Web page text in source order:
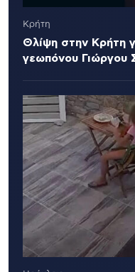
Κρήτη
Θλίψη στην Κρήτη
γεωπόνου Γιώργου